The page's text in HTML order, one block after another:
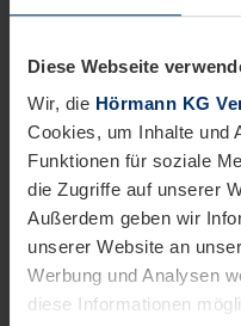
Diese Webseite
Wir, die Hörmann KG
Cookies, um Inhalte und
Funktionen für soziale
die Zugriffe auf unserer
Außerdem geben wir
unserer Website an
Werbung und Analysen
diese Informationen